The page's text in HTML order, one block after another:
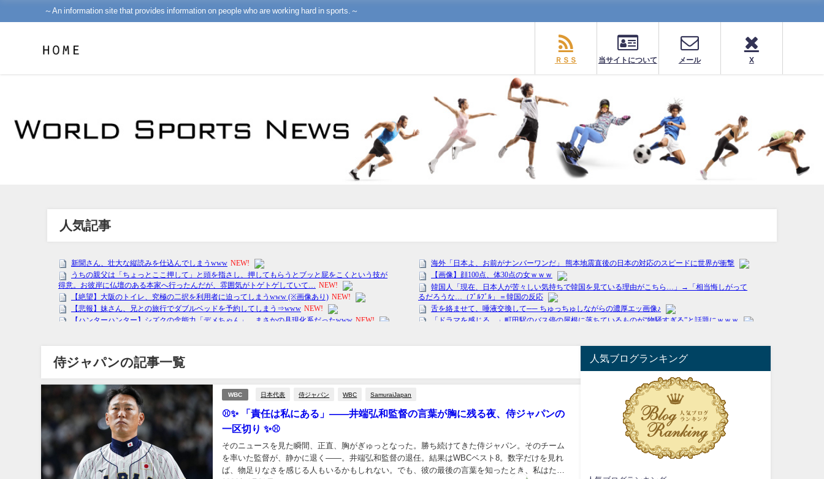
～An information site that provides information on people who are working hard in sports.～
ＲＳＳ 当サイトについて メール X
人気記事
侍ジャパンの記事一覧
WBC 日本代表 侍ジャパン WBC SamuraiJapan
⚾✨ 「責任は私にある」――井端弘和監督の言葉が胸に残る夜、侍ジャパンの
一区切り ✨⚾
そのニュースを見た瞬間、正直、胸がぎゅっとなった。勝ち続けてきた侍ジャパン。そのチーム
を率いた監督が、静かに退く――。井端弘和監督の退任。結果はWBCベスト8。数字だけを見れ
ば、物足りなさを感じる人もいるかもしれない。でも、彼の最後の言葉を知ったとき、私はただ
人気ブログランキング